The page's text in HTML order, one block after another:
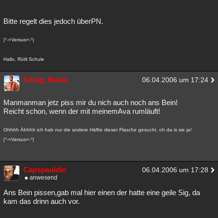
Bitte regelt dies jedoch überPN.
|°-=Versus=-°|
Hallo, Rütli Schule
König_Rasta 06.04.2006 um 17:24
Manmanman jetz piss mir du nich auch noch ans Bein!
Reicht schon, wenn der mit meinemAva rumläuft!
Ohhhh Ähhhh ich hab nur die andere Hälfte dieser Flasche gesucht, oh da is sie ja!
|°-=Versus=-°|
Capspauldin 06.04.2006 um 17:28
anwesend
Ans Bein pissen,gab mal hier einen der hatte eine geile Sig, da
kam das drinn auch vor.